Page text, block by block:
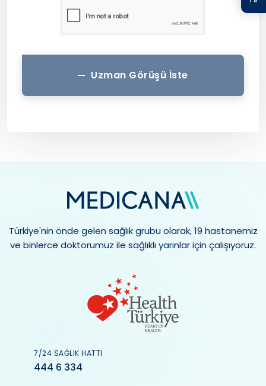
Uzman Görüşü İste
Türkiye'nin önde gelen sağlık grubu olarak, 19 hastanemiz
ve binlerce doktorumuz ile sağlıklı yarınlar için çalışıyoruz.
7/24 SAĞLIK HATTI
444 6 334